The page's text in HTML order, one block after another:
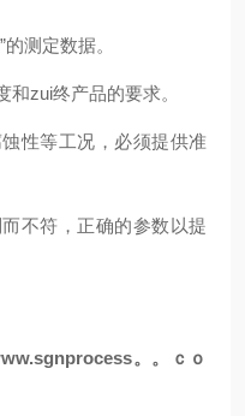
测定数据。
zui终产品的要求。
性等工况，必须提供准
不符，正确的参数以提
。。ｃｏ